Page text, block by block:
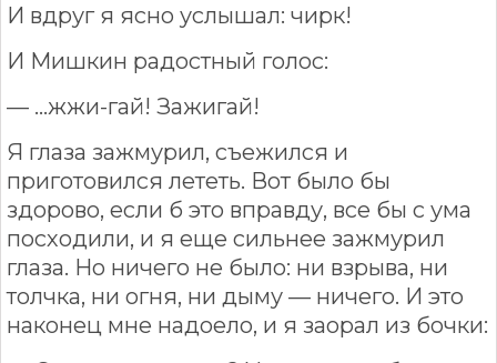
И вдруг я ясно услышал: чирк!
И Мишкин радостный голос:
— ...жжи-гай! Зажигай!
Я глаза зажмурил, съежился и
приготовился лететь. Вот было бы
здорово, если б это вправду, все бы с ума
посходили, и я еще сильнее зажмурил
глаза. Но ничего не было: ни взрыва, ни
толчка, ни огня, ни дыму — ничего. И это
наконец мне надоело, и я заорал из бочки: